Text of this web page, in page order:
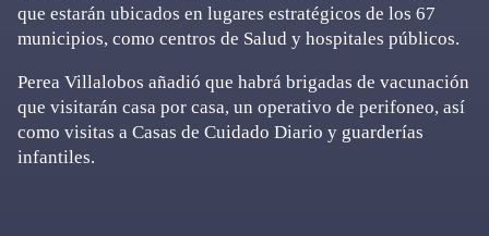
que estarán ubicados en lugares estratégicos de los 67
municipios, como centros de Salud y hospitales públicos.
Perea Villalobos añadió que habrá brigadas de vacunación
que visitarán casa por casa, un operativo de perifoneo, así
como visitas a Casas de Cuidado Diario y guarderías
infantiles.